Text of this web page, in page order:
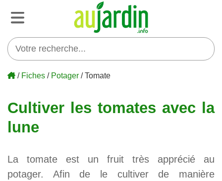
/ Fiches / Potager / Tomate
Cultiver les tomates avec la
lune
La tomate est un fruit très apprécié au
potager. Afin de le cultiver de manière